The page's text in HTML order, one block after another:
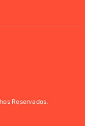
Reservados.